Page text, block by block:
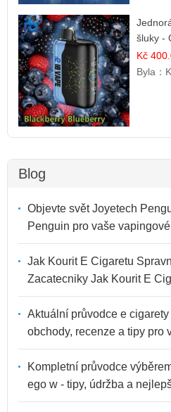
šluky -
Kč
Byla：
Blog
Objevte svět Joyetech
Penguin pro vaše
Jak Kourit E Cigaretu
Zacatecniky Jak Kourit E
Aktuální průvodce e
obchody, recenze a tipy pro
Kompletní průvodce
ego w - tipy, údržba a